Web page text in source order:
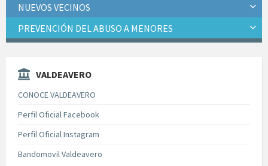
NUEVOS VECINOS
PREVENCIÓN DEL ABUSO A MENORES
VALDEAVERO
CONOCE VALDEAVERO
Perfil Oficial Facebook
Perfil Oficial Instagram
Bandomovil Valdeavero